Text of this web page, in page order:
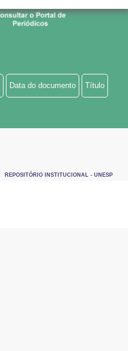
Data do documento Título
REPOSITÓRIO INSTITUCIONAL - UNESP